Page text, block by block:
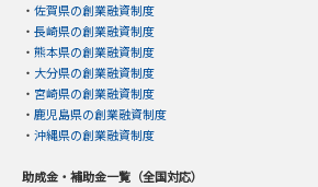
・ 佐賀県の創業融資制度
・ 長崎県の創業融資制度
・ 熊本県の創業融資制度
・ 大分県の創業融資制度
・ 宮崎県の創業融資制度
・ 鹿児島県の創業融資制度
・ 沖縄県の創業融資制度
助成金・補助金一覧（全国対応）